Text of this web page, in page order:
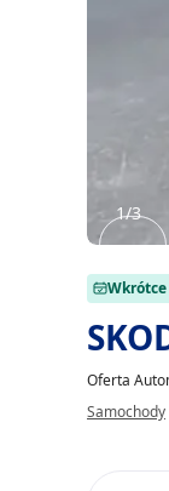
1
3
1/3
Oferta
Samochody